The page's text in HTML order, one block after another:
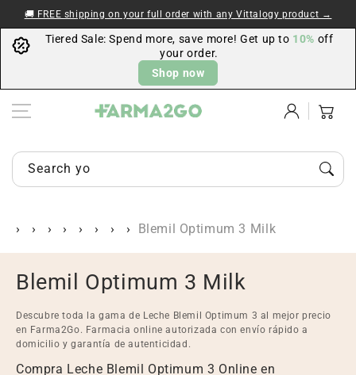
Skip to content
🚚 FREE shipping on your full order with any Vittalogy product →
Tiered Sale: Spend more, save more! Get up to 10% off
your order.
Shop now
in
Cart
Search your items...
Blemil Optimum 3 Milk
C
o
l
l
Blemil Optimum 3 Milk
Descubre toda la gama de Leche Blemil Optimum 3 al mejor precio
en Farma2Go. Farmacia online autorizada con envío rápido a
domicilio y garantía de autenticidad.
Compra Leche Blemil Optimum 3 Online en